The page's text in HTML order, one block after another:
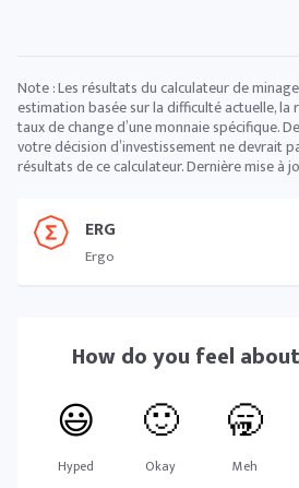
ERG
Ergo
How do you feel about
😃
Hyped
🙂
Okay
🥱
Meh
Note : Les résultats du calculateur de
estimation basée sur la difficulté actuelle, la
taux de change d’une monnaie spécifique.
votre décision d’investissement ne devrait
résultats de ce calculateur. Dernière mise à